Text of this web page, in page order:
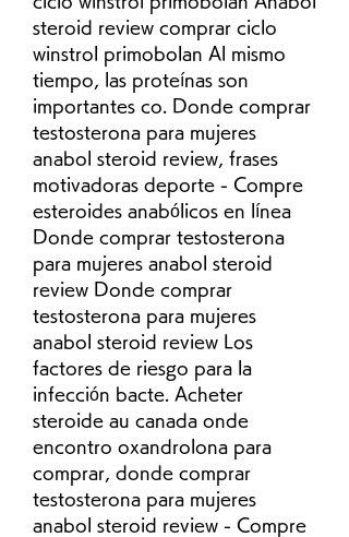
steroid review comprar ciclo
winstrol primobolan Al mismo
tiempo, las proteínas son
importantes co. Donde comprar
testosterona para mujeres
anabol steroid review, frases
motivadoras deporte - Compre
esteroides anabólicos en línea
Donde comprar testosterona
para mujeres anabol steroid
review Donde comprar
testosterona para mujeres
anabol steroid review Los
factores de riesgo para la
infección bacte. Acheter
steroide au canada onde
encontro oxandrolona para
comprar, donde comprar
testosterona para mujeres
anabol steroid review - Compre